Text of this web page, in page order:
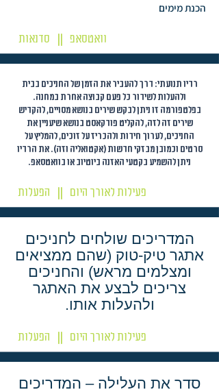
הכנת מימים
סדנאות וואטסאפ
רדיו תנועתי: דרך להעביר את הזמן של החניכים בבית
ולהעלות לשידור כל פעם קבוצה אחרת במחנה.
בפלטפורמה זו ניתן לבקש שירים בנושא מסויים, להקדיש
שירים זה לזה, להקליט פודקאסט בנושא שיעניין את
החניכים, לערוך חידות ולהכריז על זוכים, להמליץ על
סרטים וכמובן מבזקי חדשות (אקטואליה וזה). את הרדיו
ניתן להשמיע בקטעי האזנה ביוטיוב או בוואטסאפ.
הפעלות פעילות לאורך היום
המדריכים שולחים לחניכים
אתגר טיק-טוק (שהם ממציאים
ומצלמים מראש) והחניכים
צריכים לבצע את האתגר
ולהעלות אותו.
הפעלות פעילות לאורך היום
סדר את העלילה – המדריכים